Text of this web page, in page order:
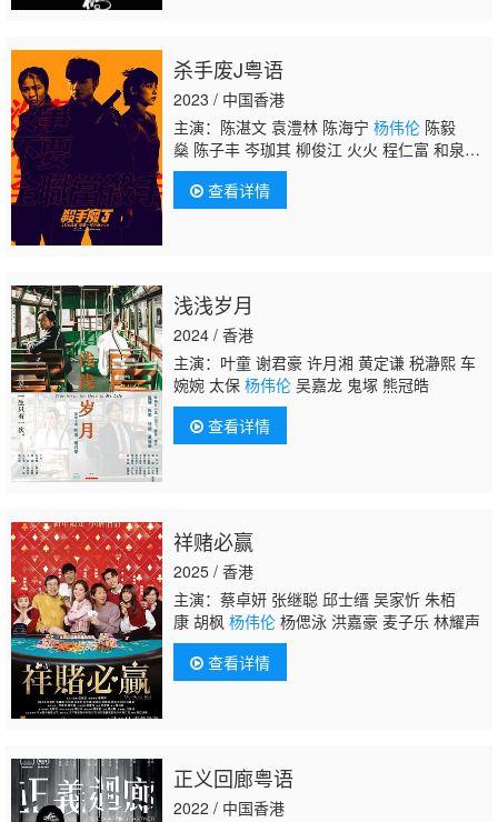
杀手废J粤语
2023 / 中国香港
主演：陈湛文 袁澧林 陈海宁 杨伟伦陈毅
燊 陈子丰 岑珈其 柳俊江 火火 程仁富 和泉素
行 张进翘 顾定轩 胡子彤 何华超 罗永昌 李凯
贤 练美娟 郭嘉骏 潘绍聪
查看详情
浅浅岁月
2024 / 香港
主演：叶童 谢君豪 许月湘 黄定谦 税瀞熙 车
婉婉 太保 杨伟伦吴嘉龙 鬼塚 熊冠皓
查看详情
祥赌必赢
2025 / 香港
主演：蔡卓妍 张继聪 邱士缙 吴家忻 朱栢
康 胡枫 杨伟伦杨偲泳 洪嘉豪 麦子乐 林耀声
查看详情
正义回廊粤语
2022 / 中国香港